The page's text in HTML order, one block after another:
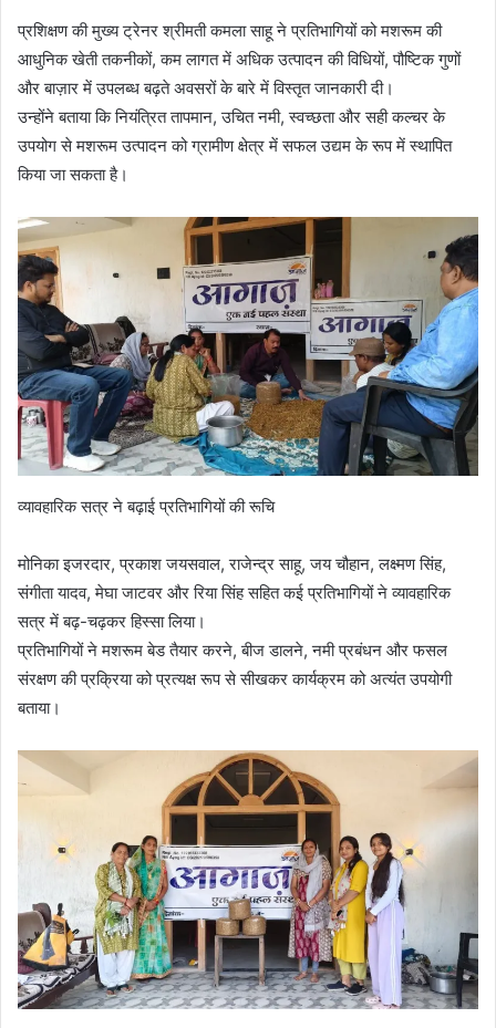
प्रशिक्षण की मुख्य ट्रेनर श्रीमती कमला साहू ने प्रतिभागियों को मशरूम की
आधुनिक खेती तकनीकों, कम लागत में अधिक उत्पादन की विधियों, पौष्टिक गुणों
और बाज़ार में उपलब्ध बढ़ते अवसरों के बारे में विस्तृत जानकारी दी।
उन्होंने बताया कि नियंत्रित तापमान, उचित नमी, स्वच्छता और सही कल्चर के
उपयोग से मशरूम उत्पादन को ग्रामीण क्षेत्र में सफल उद्यम के रूप में स्थापित
किया जा सकता है।
व्यावहारिक सत्र ने बढ़ाई प्रतिभागियों की रूचि
मोनिका इजरदार, प्रकाश जयसवाल, राजेन्द्र साहू, जय चौहान, लक्ष्मण सिंह,
संगीता यादव, मेघा जाटवर और रिया सिंह सहित कई प्रतिभागियों ने व्यावहारिक
सत्र में बढ़-चढ़कर हिस्सा लिया।
प्रतिभागियों ने मशरूम बेड तैयार करने, बीज डालने, नमी प्रबंधन और फसल
संरक्षण की प्रक्रिया को प्रत्यक्ष रूप से सीखकर कार्यक्रम को अत्यंत उपयोगी
बताया।